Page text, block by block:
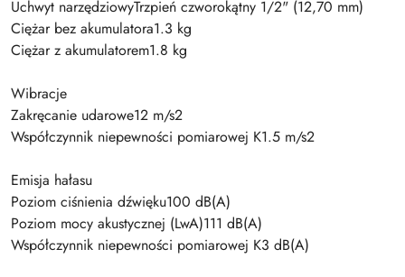
Uchwyt narzędziowyTrzpień czworokątny 1/2" (12,70 mm)
Ciężar bez akumulatora1.3 kg
Ciężar z akumulatorem1.8 kg
Wibracje
Zakręcanie udarowe12 m/s2
Współczynnik niepewności pomiarowej K1.5 m/s2
Emisja hałasu
Poziom ciśnienia dźwięku100 dB(A)
Poziom mocy akustycznej (LwA)111 dB(A)
Współczynnik niepewności pomiarowej K3 dB(A)